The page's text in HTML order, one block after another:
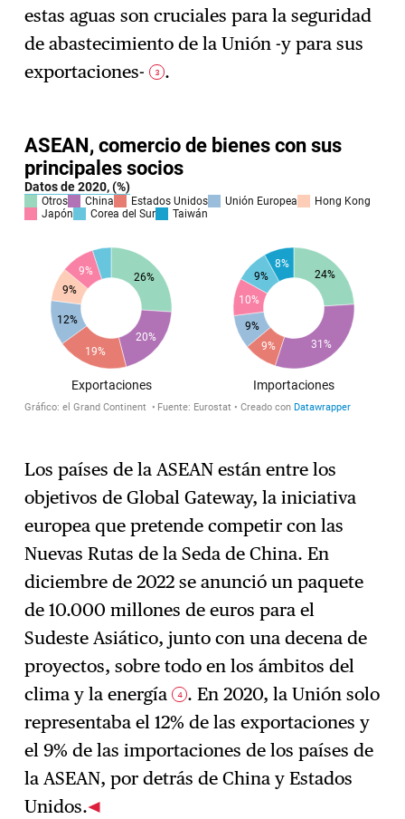
estas aguas son cruciales para la seguridad
de abastecimiento de la Unión -y para sus
exportaciones- 3 .
Los países de la ASEAN están entre los
objetivos de Global Gateway, la iniciativa
europea que pretende competir con las
Nuevas Rutas de la Seda de China. En
diciembre de 2022 se anunció un paquete
de 10.000 millones de euros para el
Sudeste Asiático, junto con una decena de
proyectos, sobre todo en los ámbitos del
clima y la energía 4 . En 2020, la Unión solo
representaba el 12% de las exportaciones y
el 9% de las importaciones de los países de
la ASEAN, por detrás de China y Estados
Unidos.